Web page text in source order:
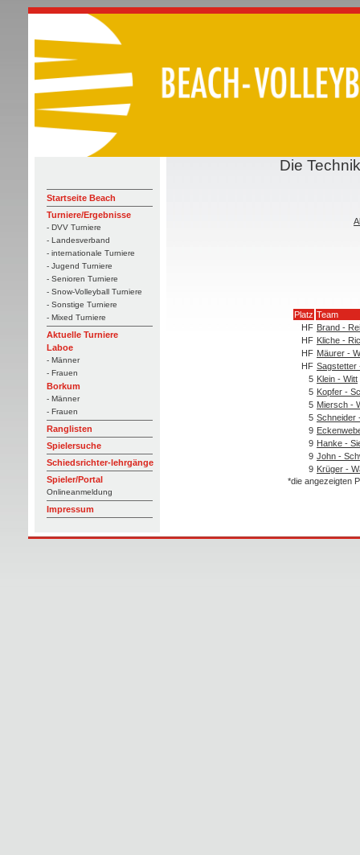
Startseite Beach
Turniere/Ergebnisse
- DVV Turniere
- Landesverband
- internationale Turniere
- Jugend Turniere
- Senioren Turniere
- Snow-Volleyball Turniere
- Sonstige Turniere
- Mixed Turniere
Aktuelle Turniere
Laboe
- Männer
- Frauen
Borkum
- Männer
- Frauen
Ranglisten
Spielersuche
Schiedsrichter-lehrgänge
Spieler/Portal
Onlineanmeldung
Impressum
Die
Platz Team
HF Brand -
HF Kliche -
HF Mäurer -
HF Sagstetter
5 Klein - Witt
5 Kopfer -
5 Miersch -
5 Schneider
9
9 Hanke -
9 John -
9 Krüger -
*die angezeigten